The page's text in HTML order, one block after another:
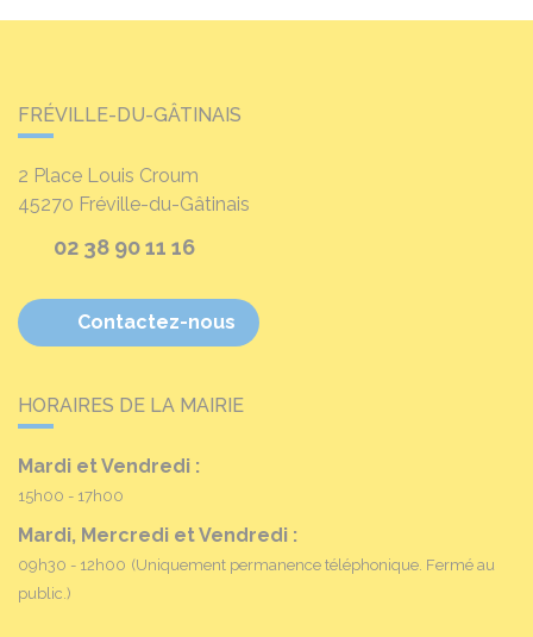
FRÉVILLE-DU-GÂTINAIS
2 Place Louis Croum
45270 Fréville-du-Gâtinais
02 38 90 11 16
Contactez-nous
HORAIRES DE LA MAIRIE
Mardi et Vendredi :
15h00 - 17h00
Mardi, Mercredi et Vendredi :
09h30 - 12h00 (Uniquement permanence téléphonique. Fermé au
public.)